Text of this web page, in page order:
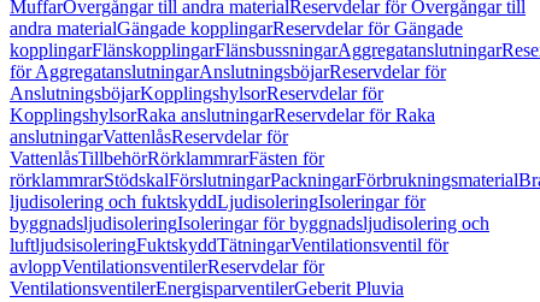
MuffarÖvergångar till andra materialReservdelar för Övergångar till
andra materialGängade kopplingarReservdelar för Gängade
kopplingarFlänskopplingarFlänsbussningarAggregatanslutningar
för AggregatanslutningarAnslutningsböjarReservdelar för
AnslutningsböjarKopplingshylsorReservdelar för
KopplingshylsorRaka anslutningarReservdelar för Raka
anslutningarVattenlåsReservdelar för
VattenlåsTillbehörRörklammrarFästen för
rörklammrarStödskalFörslutningarPackningarFörbrukningsmaterial
ljudisolering och fuktskyddLjudisoleringIsoleringar för
byggnadsljudisoleringIsoleringar för byggnadsljudisolering och
luftljudsisoleringFuktskyddTätningarVentilationsventil för
avloppVentilationsventilerReservdelar för
VentilationsventilerEnergisparventilerGeberit Pluvia